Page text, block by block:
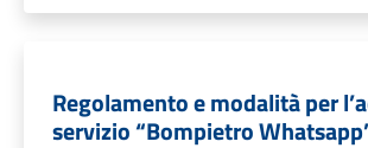
Regolamento e modalità per
servizio “Bompietro